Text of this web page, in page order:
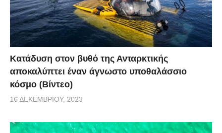
Κατάδυση στον βυθό της Ανταρκτικής
αποκαλύπτει έναν άγνωστο υποθαλάσσιο
κόσμο (Βίντεο)
16 ΔΕΚΕΜΒΡΊΟΥ, 2023